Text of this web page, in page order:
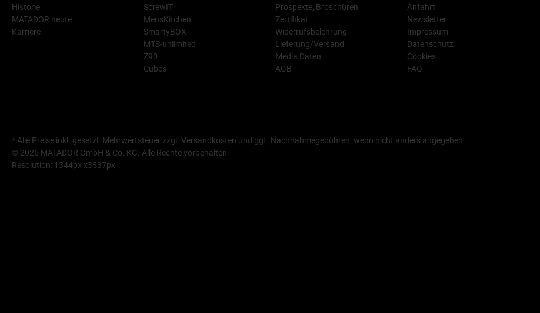
Historie
MATADOR heute
Karriere
ScrewIT
MensKitchen
SmartyBOX
MTS-unlimited
Z90
Cubes
Prospekte, Broschüren
Zertifikat
Widerrufsbelehrung
Lieferung/Versand
Media Daten
AGB
Anfahrt
Newsletter
Impressum
Datenschutz
Cookies
FAQ
* Alle Preise inkl. gesetzl. Mehrwertsteuer zzgl. Versandkosten und ggf. Nachnahmegebühren, wenn nicht anders angegeben.
© 2026 MATADOR GmbH & Co. KG. Alle Rechte vorbehalten.
Resolution: 1344px x3537px